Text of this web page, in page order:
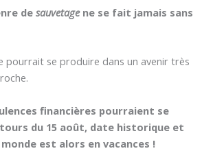
desauvetagene se fait jamais sans
pourrait se produire dans un avenir très
financières pourraient se
du 15 août, date historique et
est alors en vacances !